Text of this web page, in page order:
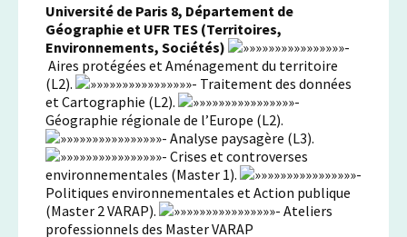
Université de Paris 8, Département de
Géographie et UFR TES (Territoires,
Environnements, Sociétés)
Aires protégées et Aménagement du territoire
(L2).
Traitement des données
et Cartographie (L2).
Géographie régionale de l’Europe (L2).
Analyse paysagère (L3).
Crises et controverses
environnementales (Master 1).
Politiques environnementales et Action publique
(Master 2 VARAP).
Ateliers
professionnels des Master VARAP